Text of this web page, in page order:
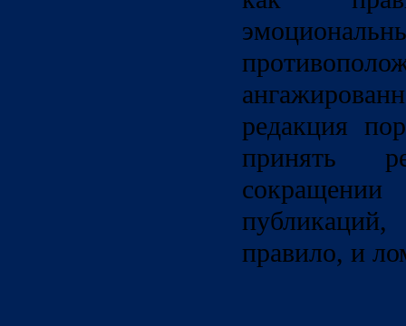
редакция
принять
правило, и